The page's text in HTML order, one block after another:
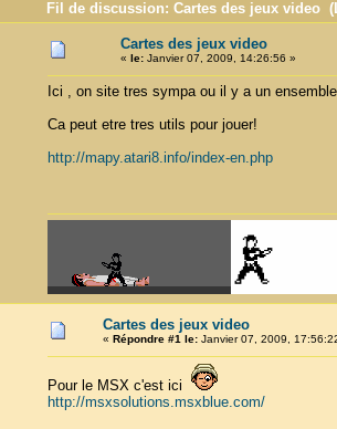
Fil de discussion: Cartes des jeux video
Cartes des jeux video
« le:Janvier 07, 2009, 14:26:56 »
Ici , on site tres sympa ou il y a un
Ca peut etre tres utils pour jouer!
http://mapy.atari8.info/index-en.php
Cartes des jeux video
« Répondre #1 le:Janvier 07, 2009,
Pour le MSX c'est ici
http://msxsolutions.msxblue.com/